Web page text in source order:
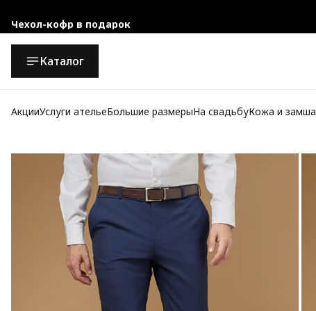
Чехол-кофр в подарок
Каталог
АкцииУслуги ательеБольшие размерыНа свадьбуКожа и замша